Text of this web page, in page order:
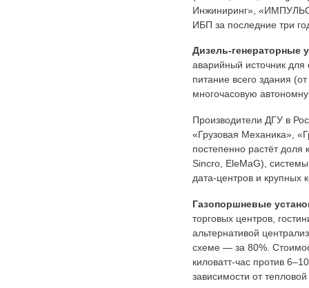
Инжиниринг»,
ИБП за последние три
Дизель-генераторные
аварийный источник для
питание всего здания
многочасовую
Производители ДГУ в
«Грузовая Механика»,
постепенно растёт доля
Sincro, EleMaG),
дата-центров и крупных
Газопоршневые
торговых центров,
альтернативой
схеме — за 80%.
киловатт-час против
зависимости от